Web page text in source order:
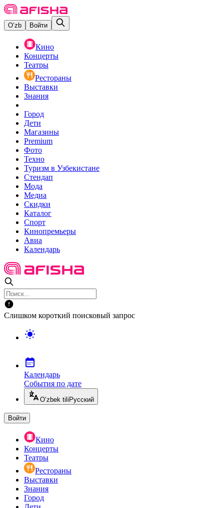
O‘zb Войти
Кино
Концерты
Театры
Рестораны
Выставки
Знания
Город
Дети
Магазины
Premium
Фото
Техно
Туризм в Узбекистане
Стендап
Мода
Медиа
Скидки
Каталог
Спорт
Кинопремьеры
Авиа
Календарь
Слишком короткий поисковый запрос
Календарь
События по дате
O’zbek tili Русский
Войти
Кино
Концерты
Театры
Рестораны
Выставки
Знания
Город